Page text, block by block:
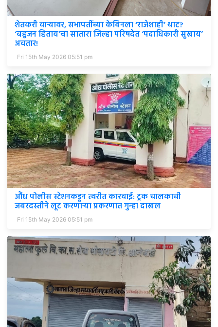
शेतकरी वाऱ्यावर, सभापतींच्या केबिनला ‘राजेशाही’ थाट?
‘बहुजन हिताय’चा सातारा जिल्हा परिषदेत ‘पदाधिकारी सुखाय’
अवतार!
Fri 15th May 2026 05:51 pm
औंध पोलीस स्टेशनकडून त्वरीत कारवाई: ट्रक चालकाची
जबरदस्तीने लूट करणाऱ्या प्रकरणात गुन्हा दाखल
Fri 15th May 2026 05:51 pm